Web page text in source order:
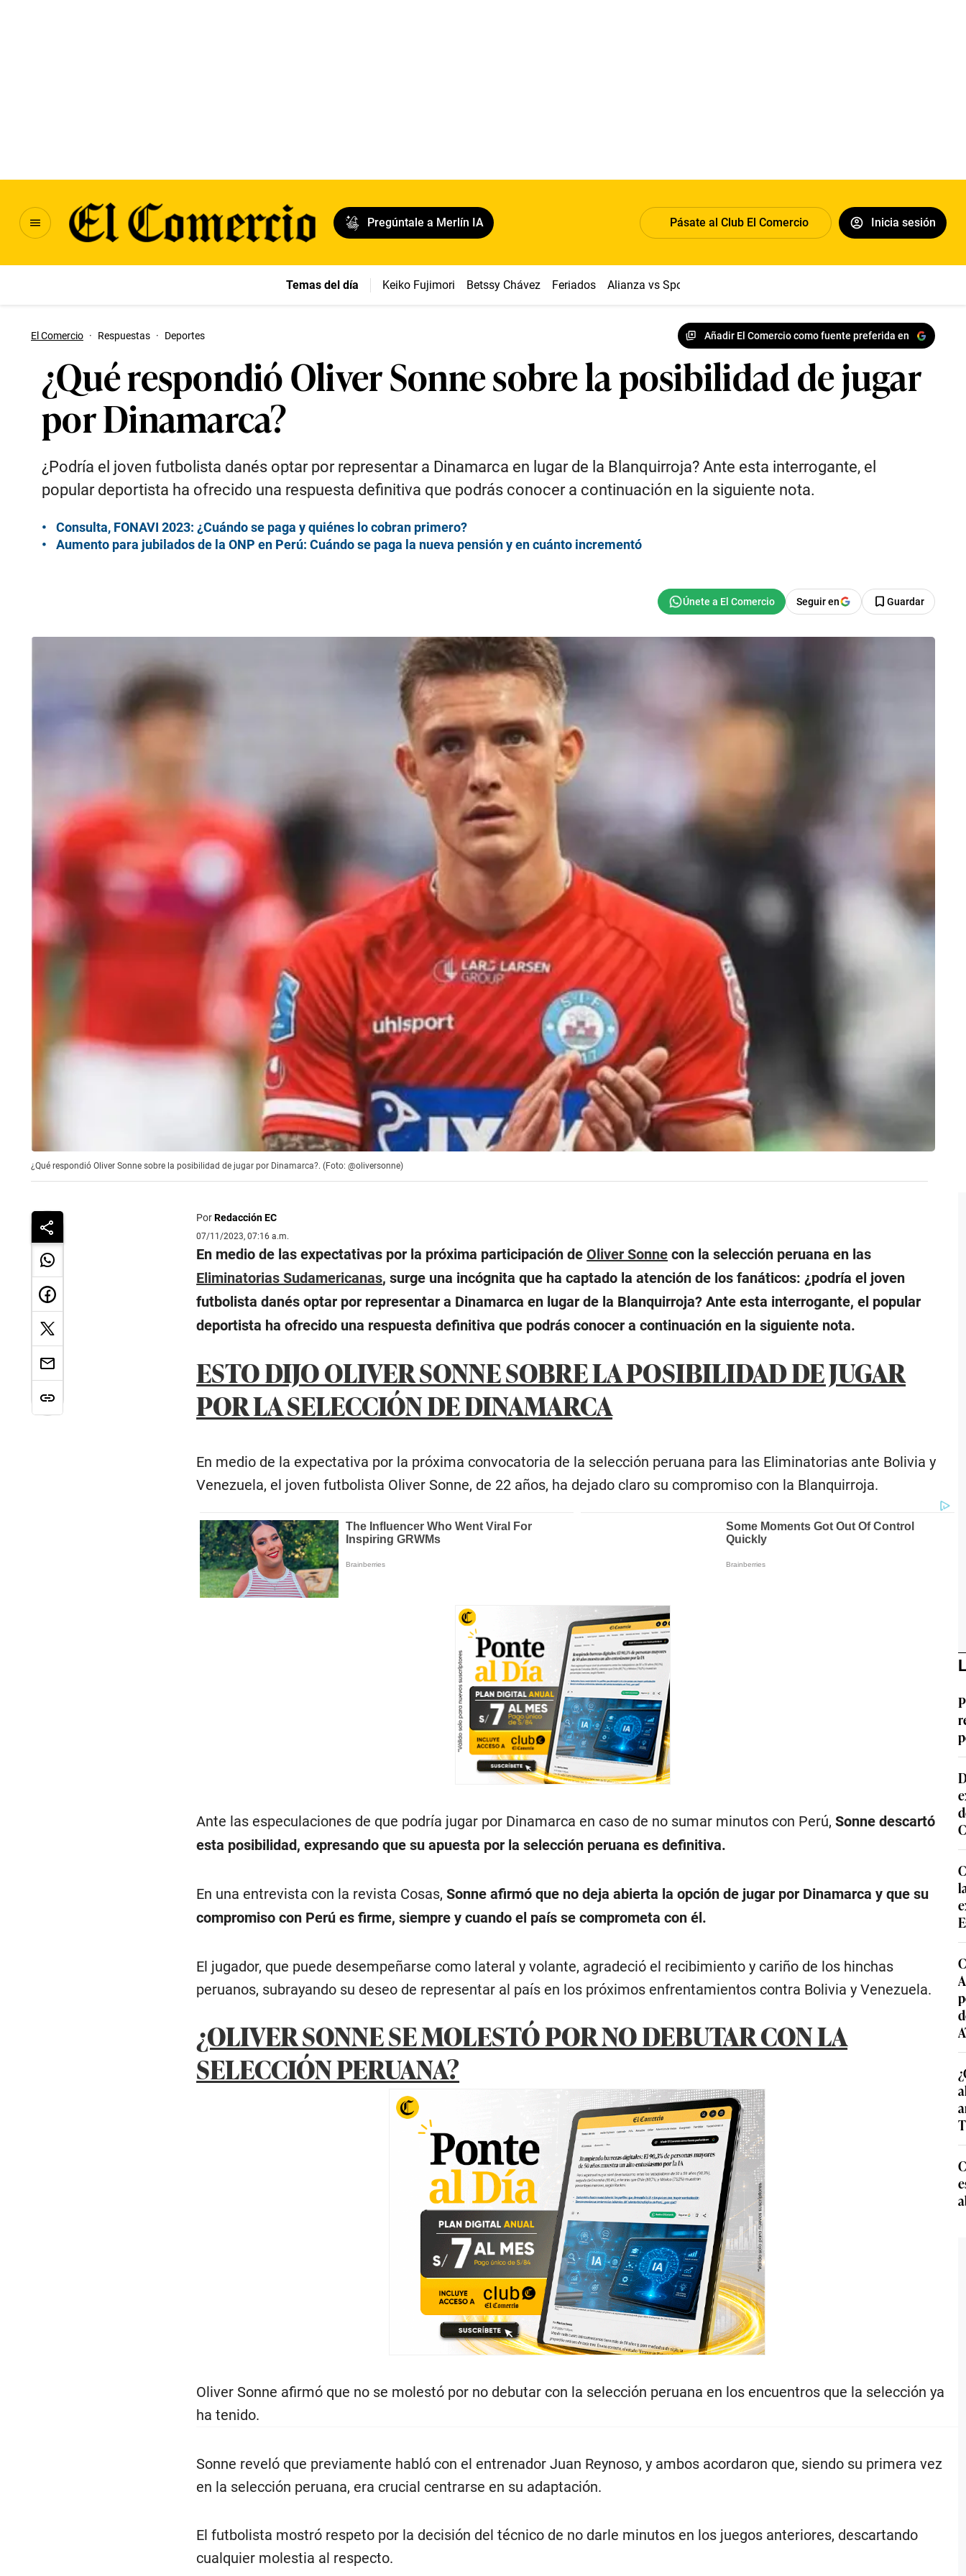
Pregúntale a Merlín IA Pásate al Club El Comercio Inicia sesión
Temas del día Keiko Fujimori Betssy Chávez Feriados Alianza vs Sport Boys
El Comercio · Respuestas · Deportes Añadir El Comercio como fuente preferida en
¿Qué respondió Oliver Sonne sobre la posibilidad de jugar
por Dinamarca?
¿Podría el joven futbolista danés optar por representar a Dinamarca en lugar de la Blanquirroja? Ante esta interrogante, el
popular deportista ha ofrecido una respuesta definitiva que podrás conocer a continuación en la siguiente nota.
Consulta, FONAVI 2023: ¿Cuándo se paga y quiénes lo cobran primero?
Aumento para jubilados de la ONP en Perú: Cuándo se paga la nueva pensión y en cuánto incrementó
Seguir en Guardar
¿Qué respondió Oliver Sonne sobre la posibilidad de jugar por Dinamarca?. (Foto: @oliversonne)
PorRedacción EC
07/11/2023, 07:16 a.m.
En medio de las expectativas por la próxima participación deOliver Sonne con la selección peruana en las
Eliminatorias Sudamericanas, surge una incógnita que ha captado la atención de los fanáticos: ¿podría el joven
futbolista danés optar por representar a Dinamarca en lugar de la Blanquirroja? Ante esta interrogante, el popular
deportista ha ofrecido una respuesta definitiva que podrás conocer a continuación en la siguiente nota.
ESTO DIJO OLIVER SONNE SOBRE LA POSIBILIDAD DE JUGAR
POR LA SELECCIÓN DE DINAMARCA
En medio de la expectativa por la próxima convocatoria de la selección peruana para las Eliminatorias ante Bolivia y
Venezuela, el joven futbolista Oliver Sonne, de 22 años, ha dejado claro su compromiso con la Blanquirroja.
Ante las especulaciones de que podría jugar por Dinamarca en caso de no sumar minutos con Perú,Sonne descartó
esta posibilidad, expresando que su apuesta por la selección peruana es definitiva.
En una entrevista con la revista Cosas,Sonne afirmó que no deja abierta la opción de jugar por Dinamarca y que su
compromiso con Perú es firme, siempre y cuando el país se comprometa con él.
El jugador, que puede desempeñarse como lateral y volante, agradeció el recibimiento y cariño de los hinchas
peruanos, subrayando su deseo de representar al país en los próximos enfrentamientos contra Bolivia y Venezuela.
¿OLIVER SONNE SE MOLESTÓ POR NO DEBUTAR CON LA
SELECCIÓN PERUANA?
Oliver Sonne afirmó que no se molestó por no debutar con la selección peruana en los encuentros que la selección ya
ha tenido.
Sonne reveló que previamente habló con el entrenador Juan Reynoso, y ambos acordaron que, siendo su primera vez
en la selección peruana, era crucial centrarse en su adaptación.
El futbolista mostró respeto por la decisión del técnico de no darle minutos en los juegos anteriores, descartando
cualquier molestia al respecto.